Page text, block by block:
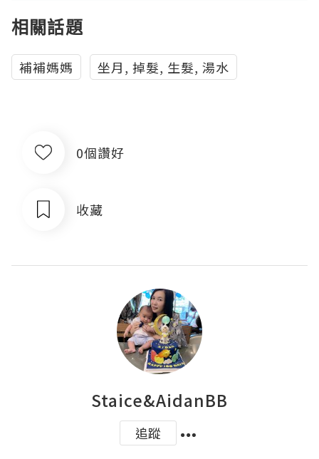
相關話題
補補媽媽 坐月, 掉髮, 生髮, 湯水
0個讚好
收藏
Staice&AidanBB
追蹤